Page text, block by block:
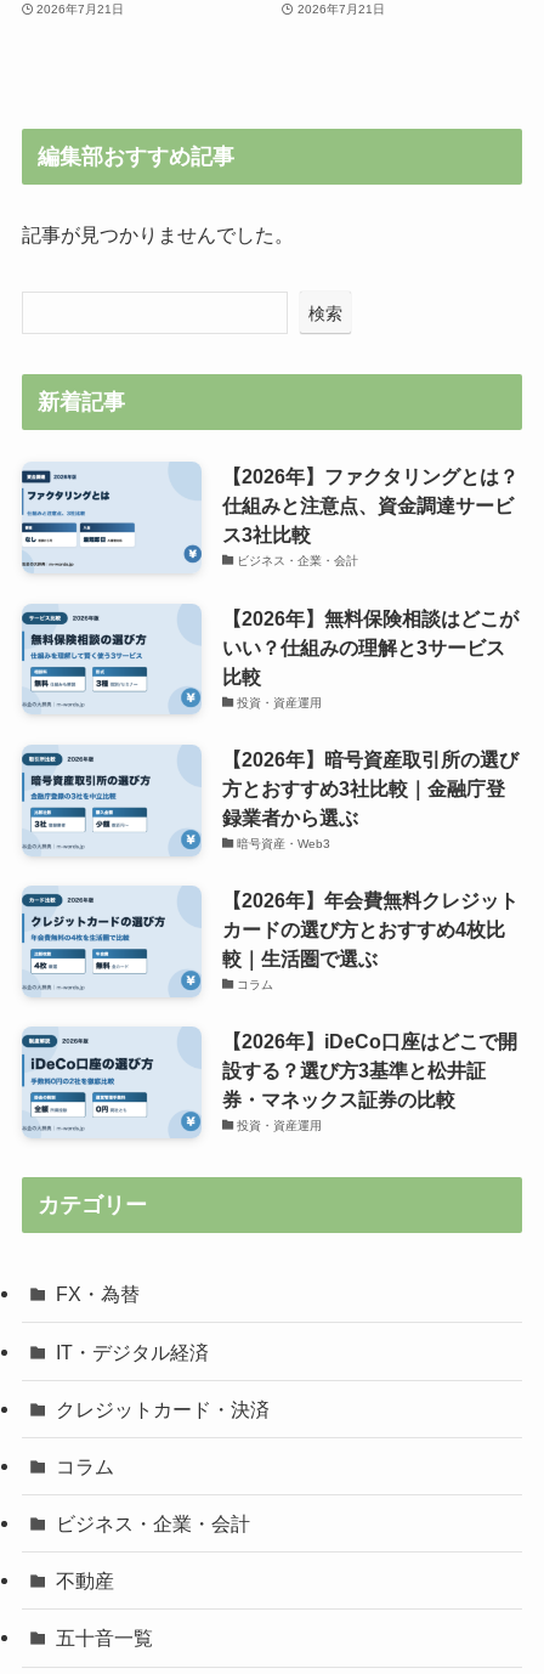
2026年7月21日 2026年7月21日
編集部おすすめ記事
記事が見つかりませんでした。
検索
新着記事
【2026年】ファクタリングとは？
仕組みと注意点、資金調達サービ
ス3社比較
ビジネス・企業・会計
【2026年】無料保険相談はどこが
いい？仕組みの理解と3サービス
比較
投資・資産運用
【2026年】暗号資産取引所の選び
方とおすすめ3社比較｜金融庁登
録業者から選ぶ
暗号資産・Web3
【2026年】年会費無料クレジット
カードの選び方とおすすめ4枚比
較｜生活圏で選ぶ
コラム
【2026年】iDeCo口座はどこで開
設する？選び方3基準と松井証
券・マネックス証券の比較
投資・資産運用
カテゴリー
FX・為替
IT・デジタル経済
クレジットカード・決済
コラム
ビジネス・企業・会計
不動産
五十音一覧